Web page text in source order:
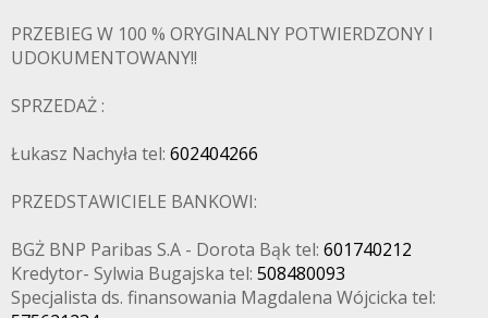
PRZEBIEG W 100 % ORYGINALNY POTWIERDZONY I
UDOKUMENTOWANY!!
SPRZEDAŻ :
Łukasz Nachyła tel: 602404266
PRZEDSTAWICIELE BANKOWI:
BGŻ BNP Paribas S.A - Dorota Bąk tel: 601740212
Kredytor- Sylwia Bugajska tel: 508480093
Specjalista ds. finansowania Magdalena Wójcicka tel: